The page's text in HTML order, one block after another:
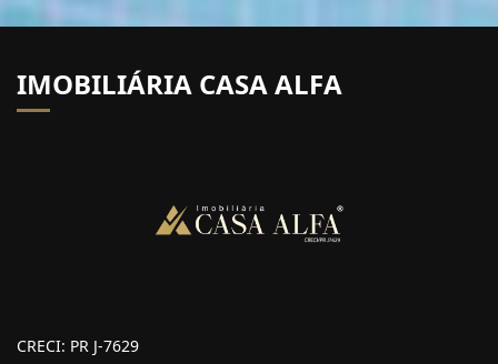
IMOBILIÁRIA CASA ALFA
CRECI: PR J-7629